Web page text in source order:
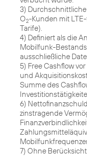
3)
O2-Kunden mit
Tarife).
4) Definiert als die
Mobilfunk-
ausschließliche
5) Free Cashflow
und
Summe des
6)
zinstragende
7) Ohne